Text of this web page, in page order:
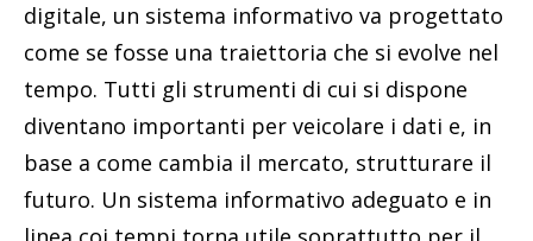
digitale, un sistema informativo va progettato
come se fosse una traiettoria che si evolve nel
tempo. Tutti gli strumenti di cui si dispone
diventano importanti per veicolare i dati e, in
base a come cambia il mercato, strutturare il
futuro. Un sistema informativo adeguato e in